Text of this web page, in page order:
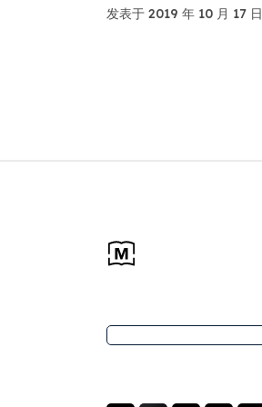
发表于 2019 年 10 月 17 日